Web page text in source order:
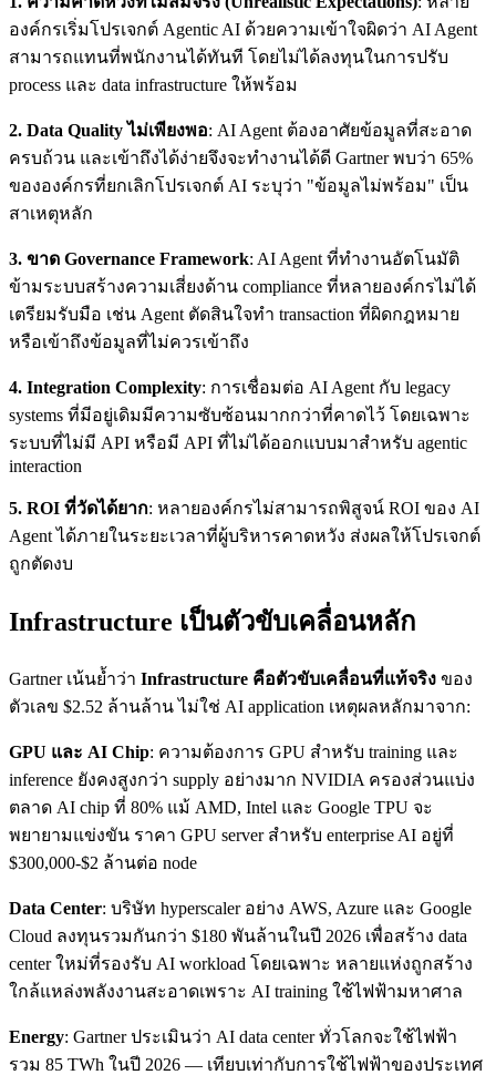
องค์กรเริ่มโปรเจกต์ Agentic AI ด้วยความเข้าใจผิดว่า AI Agent
สามารถแทนที่พนักงานได้ทันที โดยไม่ได้ลงทุนในการปรับ
process และ data infrastructure ให้พร้อม
2. Data Quality ไม่เพียงพอ: AI Agent ต้องอาศัยข้อมูลที่สะอาด
ครบถ้วน และเข้าถึงได้ง่ายจึงจะทำงานได้ดี Gartner พบว่า 65%
ขององค์กรที่ยกเลิกโปรเจกต์ AI ระบุว่า "ข้อมูลไม่พร้อม" เป็น
สาเหตุหลัก
3. ขาด Governance Framework: AI Agent ที่ทำงานอัตโนมัติ
ข้ามระบบสร้างความเสี่ยงด้าน compliance ที่หลายองค์กรไม่ได้
เตรียมรับมือ เช่น Agent ตัดสินใจทำ transaction ที่ผิดกฎหมาย
หรือเข้าถึงข้อมูลที่ไม่ควรเข้าถึง
4. Integration Complexity: การเชื่อมต่อ AI Agent กับ legacy
systems ที่มีอยู่เดิมมีความซับซ้อนมากกว่าที่คาดไว้ โดยเฉพาะ
ระบบที่ไม่มี API หรือมี API ที่ไม่ได้ออกแบบมาสำหรับ agentic
interaction
5. ROI ที่วัดได้ยาก: หลายองค์กรไม่สามารถพิสูจน์ ROI ของ AI
Agent ได้ภายในระยะเวลาที่ผู้บริหารคาดหวัง ส่งผลให้โปรเจกต์
ถูกตัดงบ
Infrastructure เป็นตัวขับเคลื่อนหลัก
Gartner เน้นย้ำว่า Infrastructure คือตัวขับเคลื่อนที่แท้จริง ของ
ตัวเลข $2.52 ล้านล้าน ไม่ใช่ AI application เหตุผลหลักมาจาก:
GPU และ AI Chip: ความต้องการ GPU สำหรับ training และ
inference ยังคงสูงกว่า supply อย่างมาก NVIDIA ครองส่วนแบ่ง
ตลาด AI chip ที่ 80% แม้ AMD, Intel และ Google TPU จะ
พยายามแข่งขัน ราคา GPU server สำหรับ enterprise AI อยู่ที่
$300,000-$2 ล้านต่อ node
Data Center: บริษัท hyperscaler อย่าง AWS, Azure และ Google
Cloud ลงทุนรวมกันกว่า $180 พันล้านในปี 2026 เพื่อสร้าง data
center ใหม่ที่รองรับ AI workload โดยเฉพาะ หลายแห่งถูกสร้าง
ใกล้แหล่งพลังงานสะอาดเพราะ AI training ใช้ไฟฟ้ามหาศาล
Energy: Gartner ประเมินว่า AI data center ทั่วโลกจะใช้ไฟฟ้า
รวม 85 TWh ในปี 2026 — เทียบเท่ากับการใช้ไฟฟ้าของประเทศ